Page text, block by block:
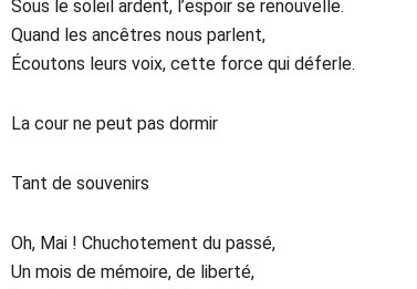
Sous le soleil ardent, l’espoir se renouvelle.
Quand les ancêtres nous parlent,
Écoutons leurs voix, cette force qui déferle.
La cour ne peut pas dormir
Tant de souvenirs
Oh, Mai ! Chuchotement du passé,
Un mois de mémoire, de liberté,